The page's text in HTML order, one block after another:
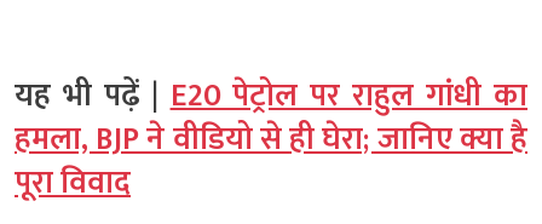
यह भी पढ़ें |E20 पेट्रोल पर राहुल गांधी का
हमला, BJP ने वीडियो से ही घेरा; जानिए क्या है
पूरा विवाद